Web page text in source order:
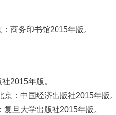
商务印书馆2015年版。
2015年版。
：中国经济出版社2015年版。
旦大学出版社2015年版。